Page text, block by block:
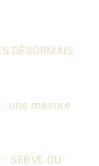
DÉSORMAIS
: une mesure
: SERVE OU